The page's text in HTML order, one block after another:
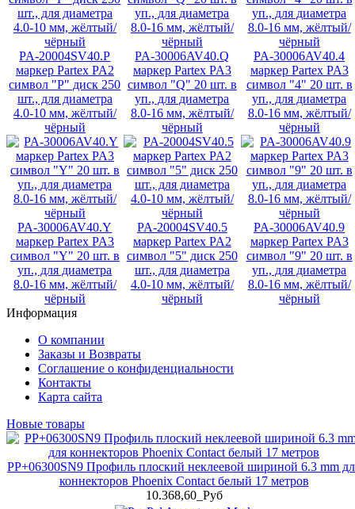
PA-20004SV40.P
маркер Partex PA2
символ "P" диск 250
шт., для диаметра
4.0-10 мм, жёлтый/
чёрный
PA-30006AV40.Q
маркер Partex PA3
символ "Q" 20 шт. в
уп., для диаметра
8.0-16 мм, жёлтый/
чёрный
PA-30006AV40.4
маркер Partex PA3
символ "4" 20 шт. в
уп., для диаметра
8.0-16 мм, жёлтый/
чёрный
PA-30006AV40.Y
маркер Partex PA3
символ "Y" 20 шт. в
уп., для диаметра
8.0-16 мм, жёлтый/
чёрный
PA-20004SV40.5
маркер Partex PA2
символ "5" диск 250
шт., для диаметра
4.0-10 мм, жёлтый/
чёрный
PA-30006AV40.9
маркер Partex PA3
символ "9" 20 шт. в
уп., для диаметра
8.0-16 мм, жёлтый/
чёрный
Информация
О компании
Заказы и Возвраты
Соглашение о конфиденциальности
Контакты
Карта сайта
Новые товары
PP+06300SN9 Профиль плоский неклеевой шириной 6.3 mm
коннекторов Phoenix Contact белый 17 метров
10.368,60_Руб